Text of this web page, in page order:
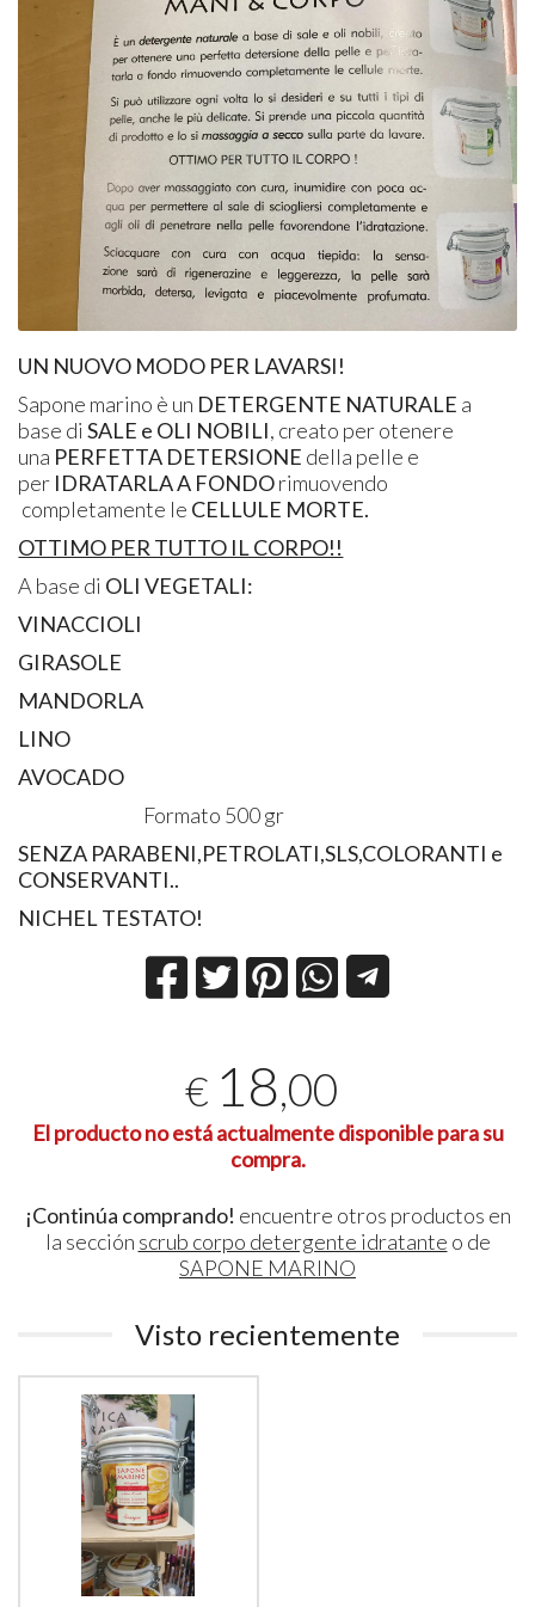
UN NUOVO MODO PER LAVARSI!
Sapone marino è un DETERGENTE NATURALE a
base diSALE e OLI NOBILI, creato per otenere
una PERFETTA DETERSIONE della pelle e
per IDRATARLA A FONDOrimuovendo
completamente le CELLULE MORTE.
OTTIMO PER TUTTO IL CORPO!!
A base di OLI VEGETALI:
VINACCIOLI
GIRASOLE
MANDORLA
LINO
AVOCADO
Formato 500 gr
SENZA PARABENI,PETROLATI,SLS,COLORANTI e
CONSERVANTI..
NICHEL TESTATO!
€ 18,00
El producto no está actualmente disponible para su
compra.
¡Continúa comprando! encuentre otros productos en
la sección scrub corpo detergente idratante o de
SAPONE MARINO
Visto recientemente